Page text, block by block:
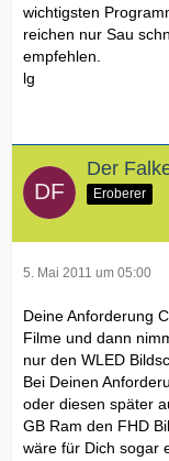
wichtigsten
reichen nur Sau
empfehlen.
lg
Der
Eroberer
5. Mai 2011 um 05:00
Deine Anforderung
Filme und dann
nur den WLED
Bei Deinen
oder diesen später
GB Ram den FHD
wäre für Dich sogar